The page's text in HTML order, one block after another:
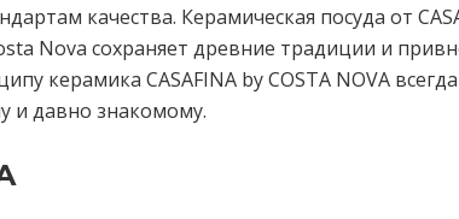
качества. Керамическая посуда от
Nova сохраняет древние традиции и
керамика CASAFINA by COSTA NOVA
и давно знакомому.